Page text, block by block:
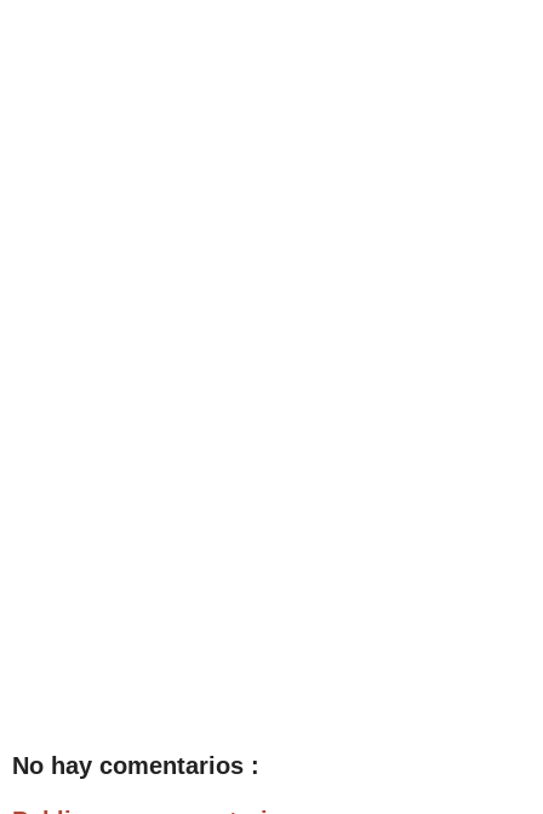
No hay comentarios :